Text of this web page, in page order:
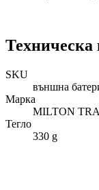
SKU
външна
Марка
MILTON
Тегло
330 g